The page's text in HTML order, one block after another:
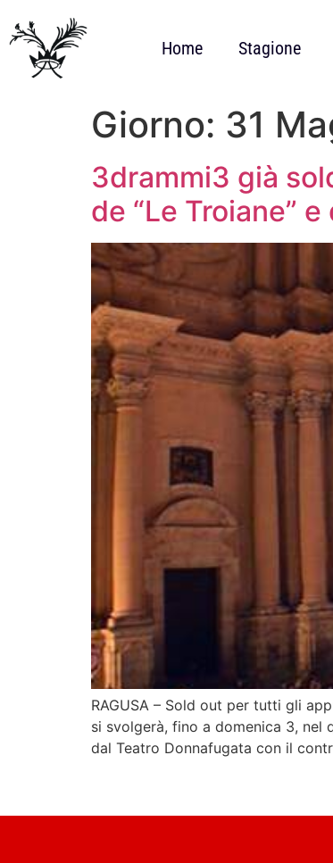
Home Stagione
Giorno: 31
3drammi3 già
de “Le Troiane”
RAGUSA – Sold out per tutti gli
si svolgerà, fino a domenica 3, nel
dal Teatro Donnafugata con il